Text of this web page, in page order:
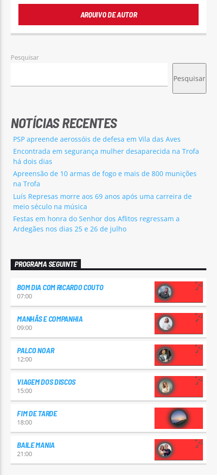
ARQUIVO DE AUTOR
Pesquisar
Pesquisar
NOTÍCIAS RECENTES
PSP apreende aerossóis de defesa em Vila das Aves
Encontrada em segurança mulher desaparecida na Trofa
há dois dias
Apreensão de 10 armas de fogo e mais de 800 munições
na Trofa
Luís Represas morre aos 69 anos após uma carreira de
meio século na música
Festas em honra do Senhor dos Aflitos regressam a
Ardegães nos dias 25 e 26 de julho
PROGRAMA SEGUINTE
BOM DIA COM RICARDO COUTO
07:00
MANHÃS E COMPANHIA
09:00
PALCO NOAR
12:00
VIAGEM DOS DISCOS
15:00
FIM DE TARDE
18:00
BAILE MANIA
21:00